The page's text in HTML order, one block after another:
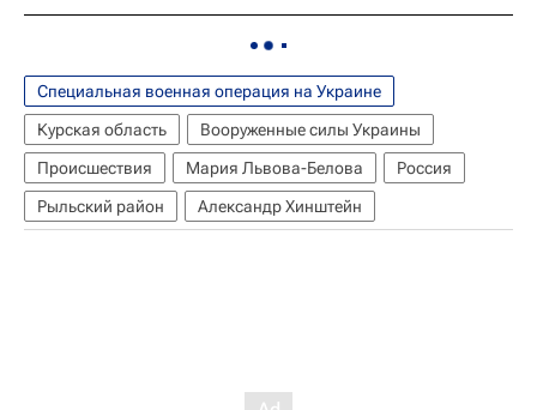
Специальная военная операция на Украине
Курская область
Вооруженные силы Украины
Происшествия
Мария Львова-Белова
Россия
Рыльский район
Александр Хинштейн